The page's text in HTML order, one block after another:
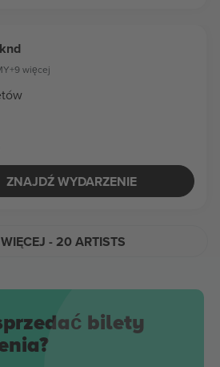
+9 więcej
ZNAJDŹ WYDARZENIE
- 20 ARTISTS
bilety